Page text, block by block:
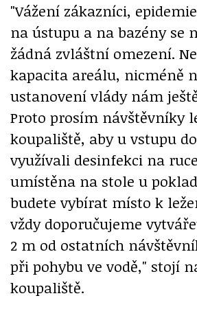
"Vážení zákazníci,
na ústupu a na bazény se
žádná zvláštní omezení.
kapacita areálu, nicméně
ustanovení vlády nám
Proto prosím návštěvníky
koupaliště, aby u vstupu
využívali desinfekci na
umístěna na stole u
budete vybírat místo k
vždy doporučujeme
2 m od ostatních
při pohybu ve vodě," stojí
koupaliště.